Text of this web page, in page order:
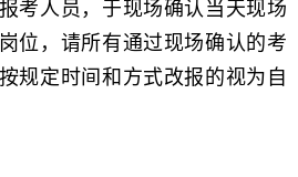
考人员，于现场确认当天现场
位，请所有通过现场确认的考
规定时间和方式改报的视为自